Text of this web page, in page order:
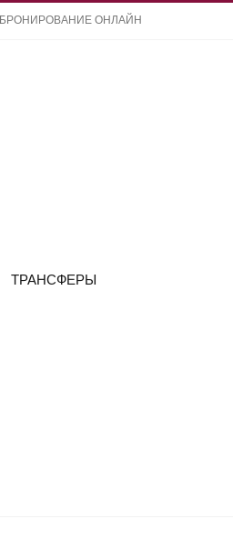
БРОНИРОВАНИЕ ОНЛАЙН
ТРАНСФЕРЫ